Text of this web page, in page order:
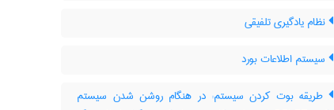
نظام یادگیری تلفیقی
سیستم اطلاعات بورد
طریقه بوت کردن سیستم: در هنگام روشن شدن سیستم